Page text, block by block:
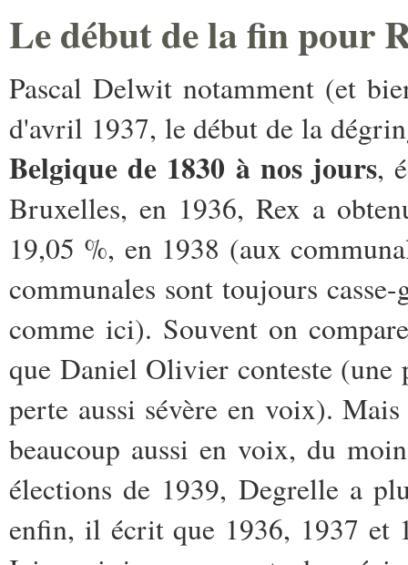
Le début de la fin pour
Pascal Delwit notamment (et
d'avril 1937, le début de la
Belgique de 1830 à nos jours,
Bruxelles, en 1936, Rex a
19,05 %, en 1938 (aux
communales sont toujours
comme ici). Souvent on
que Daniel Olivier conteste (une
perte aussi sévère en voix).
beaucoup aussi en voix, du
élections de 1939, Degrelle a
enfin, il écrit que 1936, 1937 et